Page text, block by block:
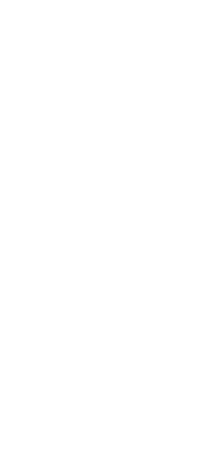
Nachweise
weicht es
1 bis 3 ab,
eine
eine Bauart
(VwV
Technical